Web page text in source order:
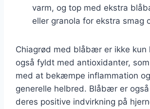
varm, og top med ekstra
eller granola for ekstra smag
Chiagrød med blåbær er ikke kun
også fyldt med antioxidanter,
med at bekæmpe inflammation
generelle helbred. Blåbær er
deres positive indvirkning på